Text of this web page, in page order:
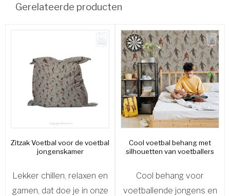
Gerelateerde producten
Zitzak Voetbal voor de voetbal
jongenskamer
Lekker chillen, relaxen en
gamen, dat doe je in onze
Cool voetbal behang met
silhouetten van voetballers
Cool behang voor
voetballende jongens en